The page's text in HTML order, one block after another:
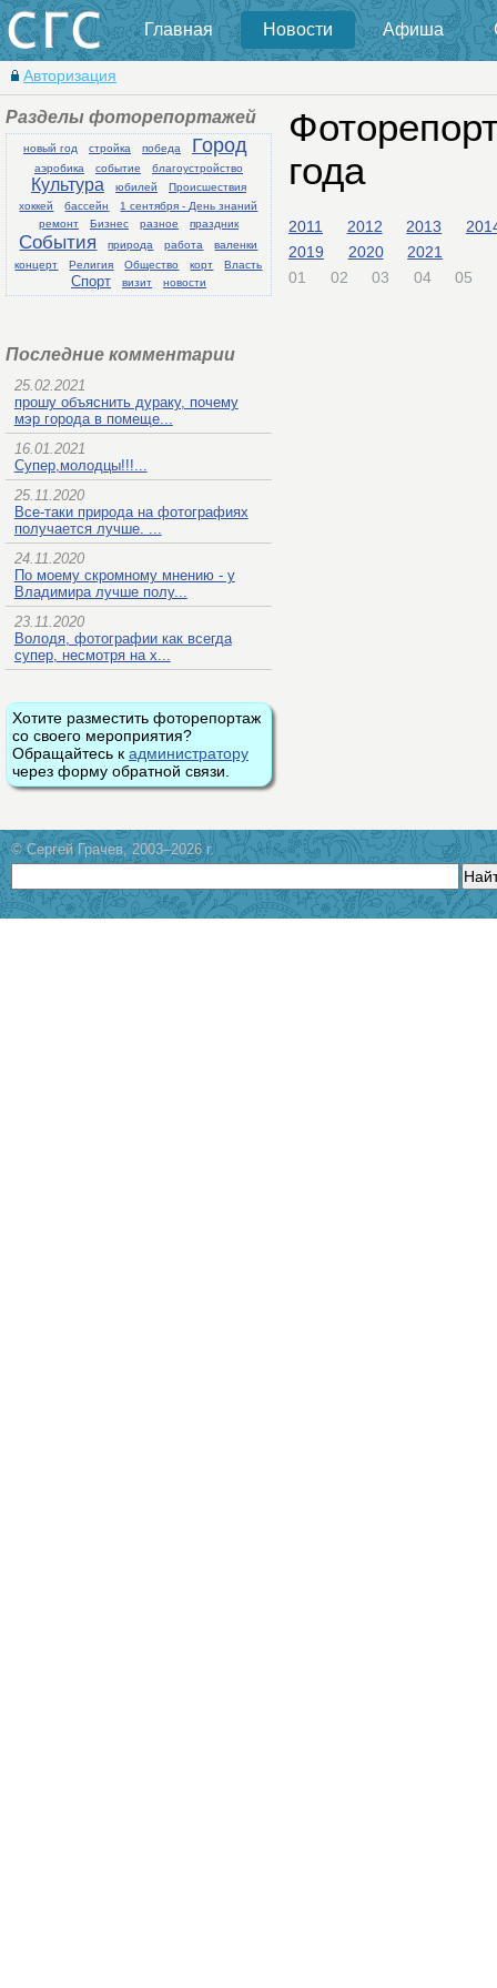
Главная Новости Афиша
Авторизация
Разделы фоторепортажей
новый год стройка победа Город
аэробика событие благоустройство
Культура юбилей
Происшествия
хоккей
бассейн
1 сентября - День знаний
ремонт
Бизнес разное праздник
События природа работа
валенки
концерт
Религия Общество корт Власть
Спорт визит новости
Последние комментарии
25.02.2021
прошу объяснить дураку, почему
мэр города в помеще...
16.01.2021
Супер,молодцы!!!...
25.11.2020
Все-таки природа на фотографиях
получается лучше. ...
24.11.2020
По моему скромному мнению - у
Владимира лучше полу...
23.11.2020
Володя, фотографии как всегда
супер, несмотря на х...
Хотите разместить фоторепортаж
со своего мероприятия?
Обращайтесь к администратору
через форму обратной связи.
года
2011 2012 2013
2019
2020
2021
01
02 03 04 05
© Сергей Грачев, 2003–2026 г.